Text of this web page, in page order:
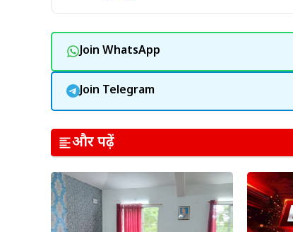
Join WhatsApp
Join Telegram
और पढ़ें